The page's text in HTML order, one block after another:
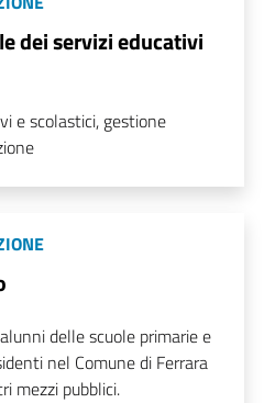
dei servizi educativi
e scolastici, gestione
delle scuole primarie e
nel Comune di Ferrara
mezzi pubblici.